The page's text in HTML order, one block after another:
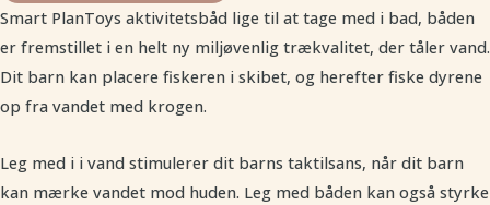
Smart PlanToys aktivitetsbåd lige til at tage med i bad, båden
er fremstillet i en helt ny miljøvenlig trækvalitet, der tåler vand.
Dit barn kan placere fiskeren i skibet, og herefter fiske dyrene
op fra vandet med krogen.
Leg med i i vand stimulerer dit barns taktilsans, når dit barn
kan mærke vandet mod huden. Leg med båden kan også styrke